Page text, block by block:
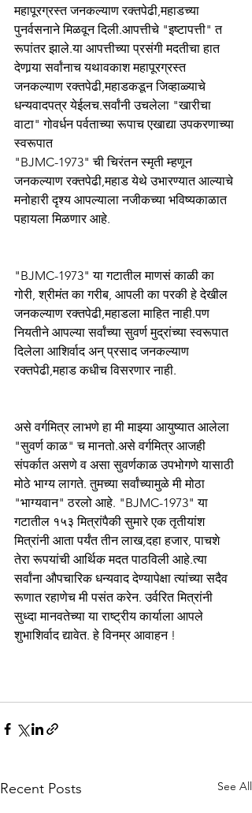
महापूरग्रस्त जनकल्याण रक्तपेढी,महाडच्या
पुनर्वसनाने मिळवून दिली.आपत्तीचे "इष्टापत्ती" त
रूपांतर झाले.या आपत्तीच्या प्रसंगी मदतीचा हात
देणार्‍या सर्वांनाच यथावकाश महापूरग्रस्त
जनकल्याण रक्तपेढी,महाडकडून जिव्हाळ्याचे
धन्यवादपत्र येईलच.सर्वांनी उचलेला "खारीचा
वाटा" गोवर्धन पर्वताच्या रूपाच एखाद्या उपकरणाच्या
स्वरूपात
"BJMC-1973" ची चिरंतन स्मृती म्हणून
जनकल्याण रक्तपेढी,महाड येथे उभारण्यात आल्याचे
मनोहारी दृश्य आपल्याला नजीकच्या भविष्यकाळात
पहायला मिळणार आहे.
"BJMC-1973" या गटातील माणसं काळी का
गोरी, श्रीमंत का गरीब, आपली का परकी हे देखील
जनकल्याण रक्तपेढी,महाडला माहित नाही.पण
नियतीने आपल्या सर्वांच्या सुवर्ण मुद्रांच्या स्वरूपात
दिलेला आशिर्वाद अन् प्रसाद जनकल्याण
रक्तपेढी,महाड कधीच विसरणार नाही.
असे वर्गमित्र लाभणे हा मी माझ्या आयुष्यात आलेला
"सुवर्ण काळ" च मानतो.असे वर्गमित्र आजही
संपर्कात असणे व असा सुवर्णकाळ उपभोगणे यासाठी
मोठे भाग्य लागते. तुमच्या सर्वांच्यामुळे मी मोठा
"भाग्यवान" ठरलो आहे. "BJMC-1973" या
गटातील १५३ मित्रांपैकी सुमारे एक तृतीयांश
मित्रांनी आता पर्यंत तीन लाख,दहा हजार, पाचशे
तेरा रूपयांची आर्थिक मदत पाठविली आहे.त्या
सर्वांना औपचारिक धन्यवाद देण्यापेक्षा त्यांच्या सदैव
रूणात रहाणेच मी पसंत करेन. उर्वरित मित्रांनी
सुध्दा मानवतेच्या या राष्ट्रीय कार्याला आपले
शुभाशिर्वाद द्यावेत. हे विनम्र आवाहन !
Recent Posts See All